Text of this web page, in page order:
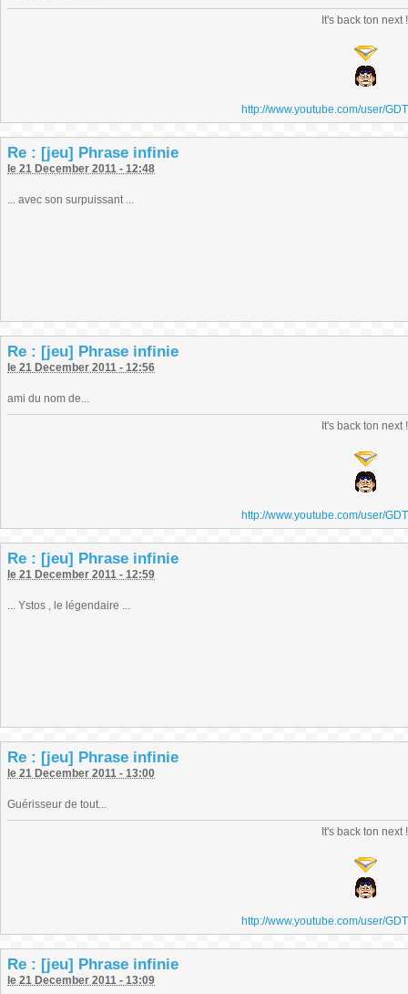
It's back ton next !
http://www.youtube.com/user/
Re : [jeu] Phrase infinie
le 21 December 2011 - 12:48
... avec son surpuissant ...
Re : [jeu] Phrase infinie
le 21 December 2011 - 12:56
ami du nom de...
It's back ton next !
http://www.youtube.com/user/
Re : [jeu] Phrase infinie
le 21 December 2011 - 12:59
... Ystos , le légendaire ...
Re : [jeu] Phrase infinie
le 21 December 2011 - 13:00
Guérisseur de tout...
It's back ton next !
http://www.youtube.com/user/
Re : [jeu] Phrase infinie
le 21 December 2011 - 13:09